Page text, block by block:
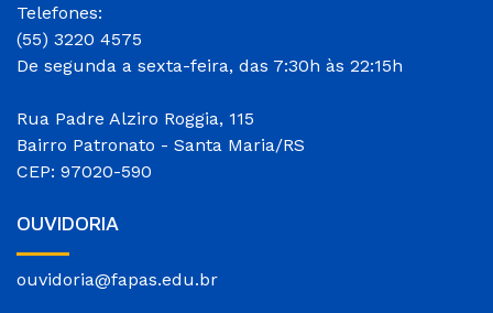
Telefones:
(55) 3220 4575
De segunda a sexta-feira, das 7:30h às 22:15h
Rua Padre Alziro Roggia, 115
Bairro Patronato - Santa Maria/RS
CEP: 97020-590
OUVIDORIA
ouvidoria@fapas.edu.br